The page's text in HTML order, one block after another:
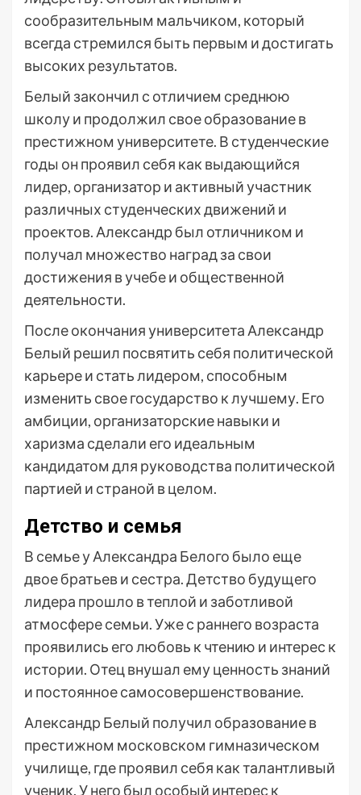
сообразительным мальчиком, который
всегда стремился быть первым и достигать
высоких результатов.
Белый закончил с отличием среднюю
школу и продолжил свое образование в
престижном университете. В студенческие
годы он проявил себя как выдающийся
лидер, организатор и активный участник
различных студенческих движений и
проектов. Александр был отличником и
получал множество наград за свои
достижения в учебе и общественной
деятельности.
После окончания университета Александр
Белый решил посвятить себя политической
карьере и стать лидером, способным
изменить свое государство к лучшему. Его
амбиции, организаторские навыки и
харизма сделали его идеальным
кандидатом для руководства политической
партией и страной в целом.
Детство и семья
В семье у Александра Белого было еще
двое братьев и сестра. Детство будущего
лидера прошло в теплой и заботливой
атмосфере семьи. Уже с раннего возраста
проявились его любовь к чтению и интерес к
истории. Отец внушал ему ценность знаний
и постоянное самосовершенствование.
Александр Белый получил образование в
престижном московском гимназическом
училище, где проявил себя как талантливый
ученик. У него был особый интерес к